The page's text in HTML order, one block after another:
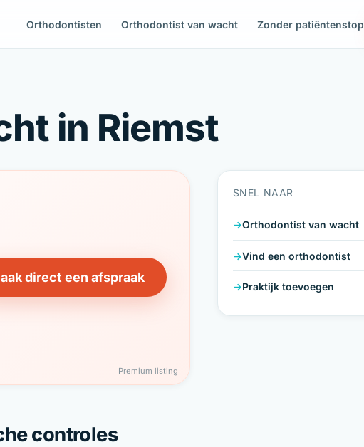
Orthodontisten Orthodontist van wacht Zonder patiëntenstop
in Riemst
SNEL NAAR
Orthodontist van wacht
Vind een orthodontist
Praktijk toevoegen
direct een afspraak
Premium listing
controles